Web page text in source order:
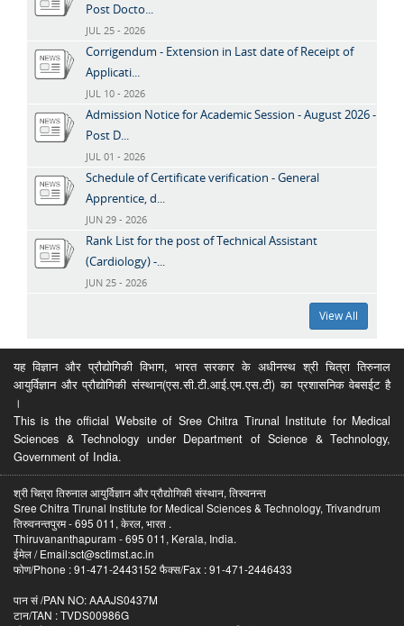
Post Docto...
JUL 25 - 2026
Corrigendum - Extension in Last date of Receipt of
Applicati...
JUL 10 - 2026
Admission Notice for Academic Session - August 2026 -
Post D...
JUL 01 - 2026
Schedule of Certificate verification - General
Apprentice, d...
JUN 29 - 2026
Rank List for the post of Technical Assistant
(Cardiology) -...
JUN 25 - 2026
View All
यह विज्ञान और प्रौद्योगिकी विभाग, भारत सरकार के अधीनस्थ श्री चित्रा तिरुनाल
आयुर्विज्ञान और प्रौद्योगिकी संस्थान(एस.सी.टी.आई.एम.एस.टी) का प्रशासनिक वेबसईट है
।
This is the official Website of Sree Chitra Tirunal Institute for Medical
Sciences & Technology under Department of Science & Technology,
Government of India.
श्री चित्रा तिरुनाल आयुर्विज्ञान और प्रौद्योगिकी संस्थान, तिरुवनन्त
Sree Chitra Tirunal Institute for Medical Sciences & Technology, Trivandrum
तिरुवनन्तपुरम - 695 011, केरल, भारत .
Thiruvananthapuram - 695 011, Kerala, India.
ईमेल / Email:sct@sctimst.ac.in
फोण/Phone : 91-471-2443152 फैक्स/Fax : 91-471-2446433
पान सं /PAN NO: AAAJS0437M
टान/TAN : TVDS00986G